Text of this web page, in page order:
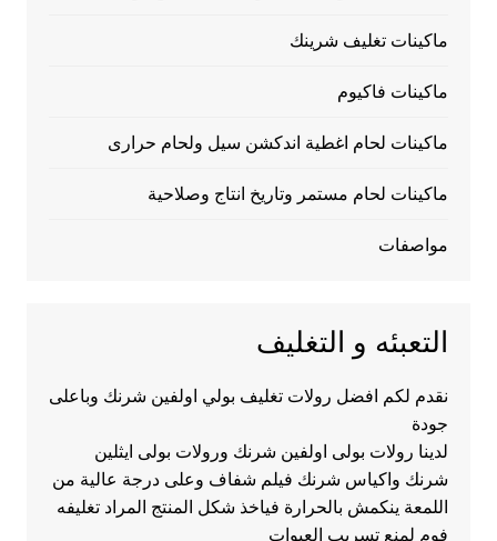
ماكينات تغليف شرينك
ماكينات فاكيوم
ماكينات لحام اغطية اندكشن سيل ولحام حرارى
ماكينات لحام مستمر وتاريخ انتاج وصلاحية
مواصفات
التعبئه و التغليف
نقدم لكم افضل رولات تغليف بولي اولفين شرنك وباعلى
جودة
لدينا رولات بولى اولفين شرنك ورولات بولى ايثلين
شرنك واكياس شرنك فيلم شفاف وعلى درجة عالية من
اللمعة ينكمش بالحرارة فياخذ شكل المنتج المراد تغليفه
فوم لمنع تسريب العبوات